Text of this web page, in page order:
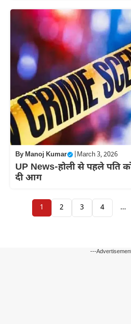
ByManoj Kumar March 3, 2026
UP News-होली से पहले पति
दी आग
1 2 3 4 …
---